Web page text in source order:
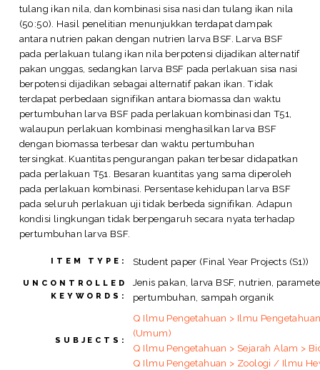
tulang ikan nila, dan kombinasi sisa nasi dan tulang ikan nila
(50:50). Hasil penelitian menunjukkan terdapat dampak
antara nutrien pakan dengan nutrien larva BSF. Larva BSF
pada perlakuan tulang ikan nila berpotensi dijadikan alternatif
pakan unggas, sedangkan larva BSF pada perlakuan sisa nasi
berpotensi dijadikan sebagai alternatif pakan ikan. Tidak
terdapat perbedaan signifikan antara biomassa dan waktu
pertumbuhan larva BSF pada perlakuan kombinasi dan T51,
walaupun perlakuan kombinasi menghasilkan larva BSF
dengan biomassa terbesar dan waktu pertumbuhan
tersingkat. Kuantitas pengurangan pakan terbesar didapatkan
pada perlakuan T51. Besaran kuantitas yang sama diperoleh
pada perlakuan kombinasi. Persentase kehidupan larva BSF
pada seluruh perlakuan uji tidak berbeda signifikan. Adapun
kondisi lingkungan tidak berpengaruh secara nyata terhadap
pertumbuhan larva BSF.
ITEM TYPE: Student paper (Final Year Projects (S1))
UNCONTROLLED
KEYWORDS:
Jenis pakan, larva BSF, nutrien,
pertumbuhan, sampah organik
SUBJECTS:
Q Ilmu Pengetahuan > Ilmu
(Umum)
Q Ilmu Pengetahuan > Sejarah Alam >
Q Ilmu Pengetahuan > Zoologi / Ilmu